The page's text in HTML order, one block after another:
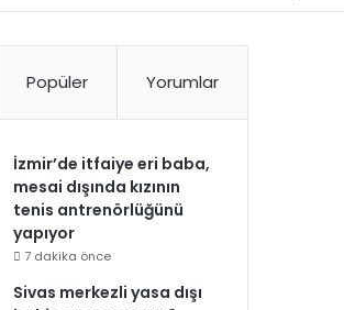
Popüler Yorumlar
İzmir’de itfaiye eri baba,
mesai dışında kızının
tenis antrenörlüğünü
yapıyor
7 dakika önce
Sivas merkezli yasa dışı